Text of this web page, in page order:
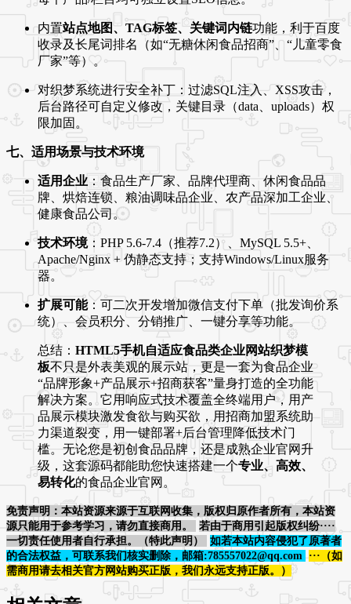
内置站点地图、TAG标签、关键词内链功能，利于百度
收录及长尾词排名（如“无糖休闲食品招商”、“儿童零食
厂家”等）。
对织梦系统进行安全补丁：过滤SQL注入、XSS攻击，
后台路径可自定义修改，关键目录（data、uploads）权
限加固。
七、适用场景与技术环境
适用企业 ：食品生产厂家、品牌代理商、休闲食品品
牌、烘焙连锁、粮油调味品企业、农产品深加工企业、
健康食品公司。
技术环境：PHP 5.6-7.4（推荐7.2）、MySQL 5.5+、
Apache/Nginx + 伪静态支持；支持Windows/Linux服务
器。
扩展可能：可二次开发增加微信支付下单（批发询价系
统）、会员积分、分销推广、一键分享等功能。
总结： HTML5手机自适应食品类企业网站织梦模
板不只是外表美观的展示站，更是一套为食品企业
“品牌形象+产品展示+招商获客”量身打造的全功能
解决方案。它用响应式技术覆盖全终端用户，用产
品展示模块激发食欲与购买欲，用招商加盟系统助
力渠道裂变，用一键部署+后台管理降低技术门
槛。无论您是初创食品品牌，还是成熟企业官网升
级，这套源码都能助您快速搭建一个专业、高效、
易转化的食品企业官网。
免责声明：本站资源来源于互联网收集，版权归原作者所有，本站资
源只能用于参考学习，请勿直接商用。
若由于商用引起版权纠纷····
一切责任使用者自行承担。（特此声明）
如若本站内容侵犯了原著者
的合法权益，可联系我们核实删除，邮箱:785557022@qq.com
···（如
需商用请去相关官方网站购买正版，我们永远支持正版。）